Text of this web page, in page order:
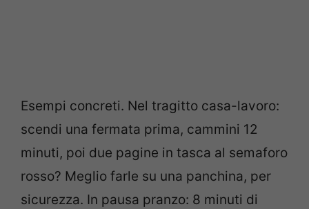
Esempi concreti. Nel tragitto casa-lavoro:
scendi una fermata prima, cammini 12
minuti, poi due pagine in tasca al semaforo
rosso? Meglio farle su una panchina, per
sicurezza. In pausa pranzo: 8 minuti di